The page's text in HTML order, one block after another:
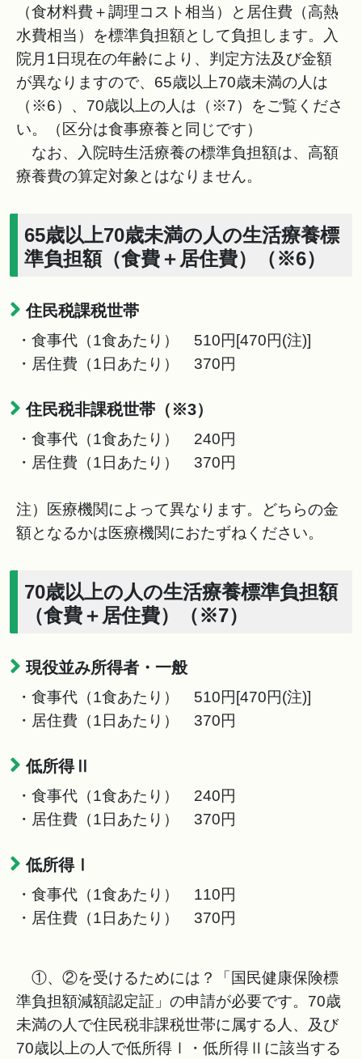
（食材料費＋調理コスト相当）と居住費（高熱
水費相当）を標準負担額として負担します。入
院月1日現在の年齢により、判定方法及び金額
が異なりますので、65歳以上70歳未満の人は
（※6）、70歳以上の人は（※7）をご覧くださ
い。（区分は食事療養と同じです）
なお、入院時生活療養の標準負担額は、高額
療養費の算定対象とはなりません。
65歳以上70歳未満の人の生活療養標
準負担額（食費＋居住費）（※6）
住民税課税世帯
・食事代（1食あたり） 510円[470円(注)]
・居住費（1日あたり） 370円
住民税非課税世帯（※3）
・食事代（1食あたり） 240円
・居住費（1日あたり） 370円
注）医療機関によって異なります。どちらの金
額となるかは医療機関におたずねください。
70歳以上の人の生活療養標準負担額
（食費＋居住費）（※7）
現役並み所得者・一般
・食事代（1食あたり） 510円[470円(注)]
・居住費（1日あたり） 370円
低所得Ⅱ
・食事代（1食あたり） 240円
・居住費（1日あたり） 370円
低所得Ⅰ
・食事代（1食あたり） 110円
・居住費（1日あたり） 370円
①、②を受けるためには？「国民健康保険標
準負担額減額認定証」の申請が必要です。70歳
未満の人で住民税非課税世帯に属する人、及び
70歳以上の人で低所得Ⅰ・低所得Ⅱに該当する